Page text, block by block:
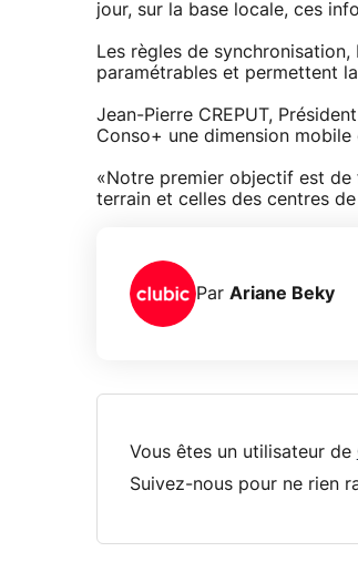
jour, sur la base locale, ces
Les règles de
paramétrables et permettent
Jean-Pierre CREPUT,
Conso+ une dimension
«Notre premier objectif est de
terrain et celles des centres
Par Ariane Beky
Vous êtes un utilisateur de
Suivez-nous pour ne rien